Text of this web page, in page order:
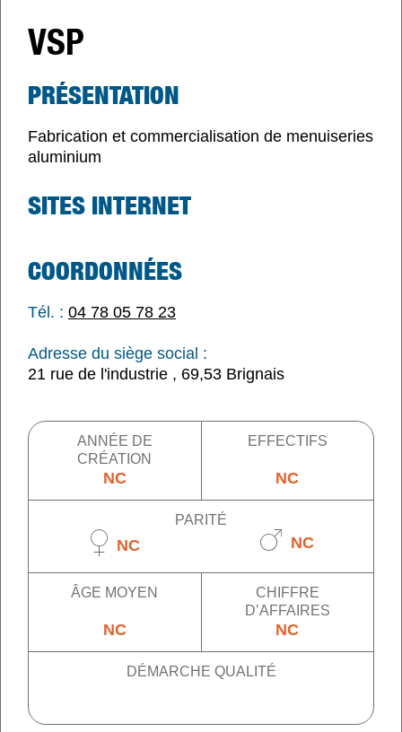
VSP
PRÉSENTATION
Fabrication et commercialisation de menuiseries
aluminium
SITES INTERNET
COORDONNÉES
Tél. : 04 78 05 78 23
Adresse du siège social :
21 rue de l'industrie , 69,53 Brignais
ANNÉE DE
CRÉATION
NC
EFFECTIFS
NC
PARITÉ
NC NC
ÂGE MOYEN
NC
CHIFFRE
D’AFFAIRES
NC
DÉMARCHE QUALITÉ